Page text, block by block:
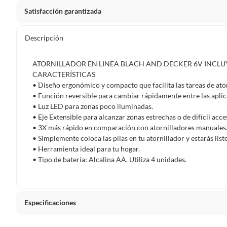
Satisfacción garantizada
Debe estar en perfecto estado, con todas sus etiquetas,
Productos que, por su naturaleza, no puedan ser devueltos,
Confeccionados a la medida.
De uso personal.
En sodimac.cl te damos30 días desde que recibes el
etiquetas y sin uso, tal como te lo entregamos.
Productos digitales que se entregan a través de una
programas para el computador.
Alimentos, bebidas, medicamentos, suplementos alimenticios,
Descripción
ATORNILLADOR EN LINEA BLACH AND DECKER 6V
CARACTERÍSTICAS
• Diseño ergonómico y compacto que facilita las tareas de
• Función reversible para cambiar rápidamente entre las
• Luz LED para zonas poco iluminadas.
• Eje Extensible para alcanzar zonas estrechas o de difícil
• 3X más rápido en comparación con atornilladores manuales.
• Simplemente coloca las pilas en tu atornillador y estarás
• Herramienta ideal para tu hogar.
• Tipo de batería: Alcalina AA. Utiliza 4 unidades.
Especificaciones